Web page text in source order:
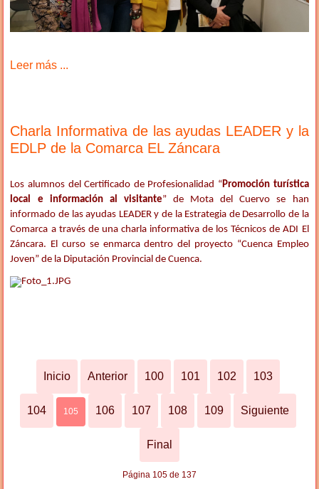
Leer más ...
Charla Informativa de las ayudas LEADER y la
EDLP de la Comarca EL Záncara
Los alumnos del Certificado de Profesionalidad “ Promoción turística
local e información al visitante” de Mota del Cuervo se han
informado de las ayudas LEADER y de la Estrategia de Desarrollo de la
Comarca a través de una charla informativa de los Técnicos de ADI El
Záncara. El curso se enmarca dentro del proyecto “Cuenca Empleo
Joven” de la Diputación Provincial de Cuenca.
Inicio Anterior 100 101 102 103
104 105 106 107 108 109 Siguiente
Final
Página 105 de 137